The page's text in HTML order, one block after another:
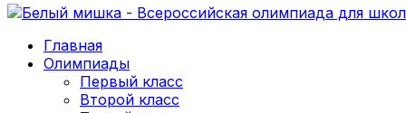
Главная
Олимпиады
Первый класс
Второй класс